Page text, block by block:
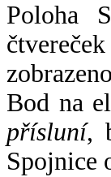
Poloha
Bod na
přísluní,
Spojnice